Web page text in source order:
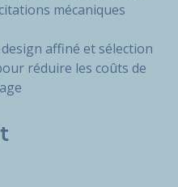
mécaniques
affiné et sélection
réduire les coûts de